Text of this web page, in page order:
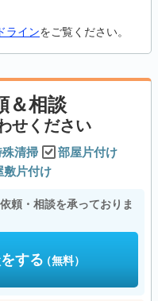
ラインをご覧ください。
＆相談
せください
殊清掃
部屋片付け
敷片付け
頼・相談を承っておりま
する（無料）